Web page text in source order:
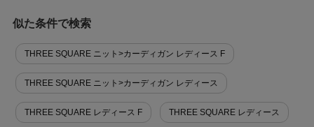
似た条件で検索
THREE SQUARE ニット>カーディガン レディース F
THREE SQUARE ニット>カーディガン レディース
THREE SQUARE レディース F THREE SQUARE レディース